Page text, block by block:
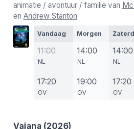
animatie / avontuur / familie van
en Andrew Stanton
Vandaag Morgen
11:00
NL
17:20
OV
14:00
NL
19:00
OV
14:00
NL
17:20
OV
Vaiana (2026)